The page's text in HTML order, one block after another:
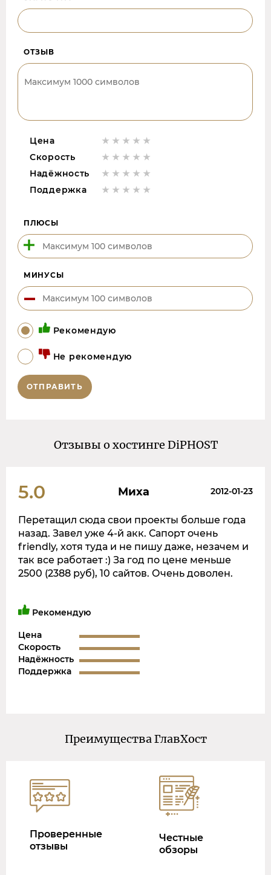
ОТЗЫВ
Цена
Скорость
Надёжность
Поддержка
ПЛЮСЫ
МИНУСЫ
Рекомендую
Не рекомендую
ОТПРАВИТЬ
Отзывы о хостинге DiPHOST
5.0 Миха 2012-01-23
Перетащил сюда свои проекты больше года
назад. Завел уже 4-й акк. Сапорт очень
friendly, хотя туда и не пишу даже, незачем и
так все работает :) За год по цене меньше
2500 (2388 руб), 10 сайтов. Очень доволен.
Рекомендую
Цена
Скорость
Надёжность
Поддержка
Преимущества ГлавХост
Проверенные
отзывы
Честные
обзоры